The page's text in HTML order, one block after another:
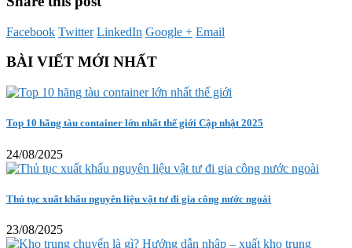
Facebook Twitter LinkedIn Google + Email
BÀI VIẾT MỚI NHẤT
Top 10 hãng tàu container lớn nhất thế giới Cập nhật 2025
24/08/2025
Thủ tục xuất khẩu nguyên liệu vật tư đi gia công nước ngoài
23/08/2025